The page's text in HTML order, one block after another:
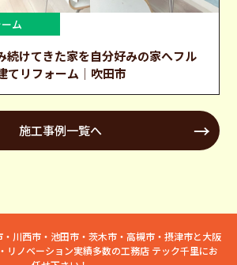
ム
続けてきた家を自分好みの家へフル
てリフォーム│吹田市
施工事例一覧へ
川西市・池田市・茨木市・高槻市・摂津市と大阪
リノベーション実績多数の工務店 テック千里にお